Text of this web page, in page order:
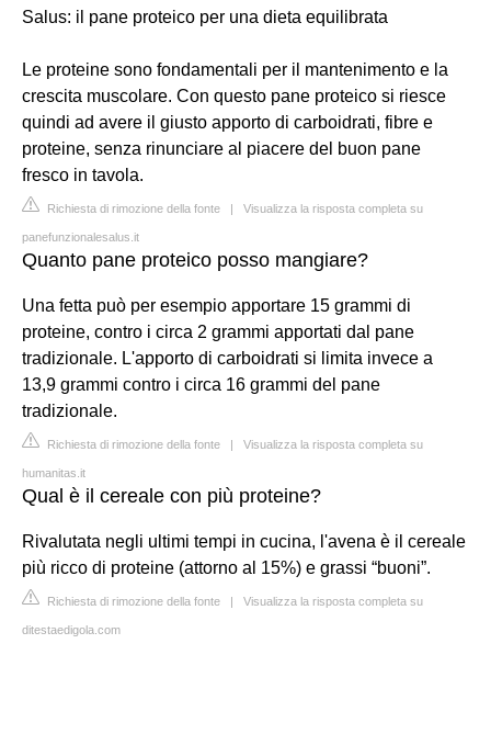
Salus: il pane proteico per una dieta equilibrata
Le proteine sono fondamentali per il mantenimento e la
crescita muscolare. Con questo pane proteico si riesce
quindi ad avere il giusto apporto di carboidrati, fibre e
proteine, senza rinunciare al piacere del buon pane
fresco in tavola.
Richiesta di rimozione della fonte | Visualizza la risposta completa su
panefunzionalesalus.it
Quanto pane proteico posso mangiare?
Una fetta può per esempio apportare 15 grammi di
proteine, contro i circa 2 grammi apportati dal pane
tradizionale. L'apporto di carboidrati si limita invece a
13,9 grammi contro i circa 16 grammi del pane
tradizionale.
Richiesta di rimozione della fonte | Visualizza la risposta completa su
humanitas.it
Qual è il cereale con più proteine?
Rivalutata negli ultimi tempi in cucina, l'avena è il cereale
più ricco di proteine (attorno al 15%) e grassi “buoni”.
Richiesta di rimozione della fonte | Visualizza la risposta completa su
ditestaedigola.com